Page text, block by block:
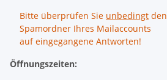
Bitte überprüfen Sie unbedingt den
Spamordner Ihres Mailaccounts
auf eingegangene Antworten!
Öffnungszeiten: